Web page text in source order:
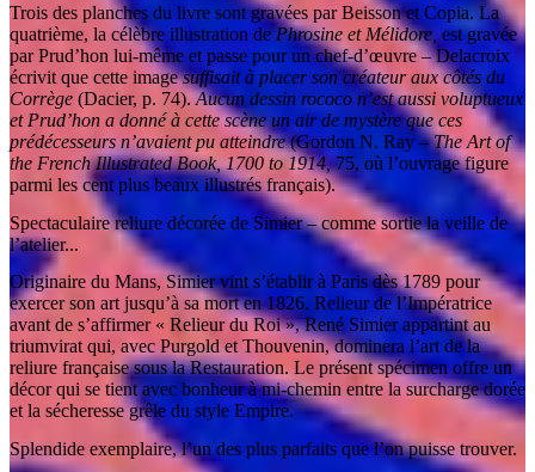
Trois des planches du livre sont gravées par Beisson et Copia. La
quatrième, la célèbre illustration dePhrosine et Mélidore, est gravée
par Prud’hon lui-même et passe pour un chef-d’œuvre – Delacroix
écrivit que cette imagesuffisait à placer son créateur aux côtés du
Corrège (Dacier, p. 74).Aucun dessin rococo n’est aussi voluptueux
et Prud’hon a donné à cette scène un air de mystère que ces
prédécesseurs n’avaient pu atteindre(Gordon N. Ray –The Art of
the French Illustrated Book, 1700 to 1914,75, où l’ouvrage figure
parmi les cent plus beaux illustrés français).
Spectaculaire reliure décorée de Simier – comme sortie la veille de
l’atelier...
Originaire du Mans, Simier vint s’établir à Paris dès 1789 pour
exercer son art jusqu’à sa mort en 1826. Relieur de l’Impératrice
avant de s’affirmer « Relieur du Roi », René Simier appartint au
triumvirat qui, avec Purgold et Thouvenin, dominera l’art de la
reliure française sous la Restauration. Le présent spécimen offre un
décor qui se tient avec bonheur à mi-chemin entre la surcharge dorée
et la sécheresse grêle du style Empire.
Splendide exemplaire, l’un des plus parfaits que l’on puisse trouver.